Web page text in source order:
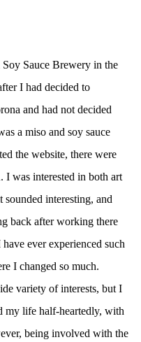
Sauce Brewery in the
I had decided to
and had not decided
a miso and soy sauce
the website, there were
was interested in both art
interesting, and
back after working there
ever experienced such
I changed so much.
variety of interests, but I
my life half-heartedly, with
being involved with the